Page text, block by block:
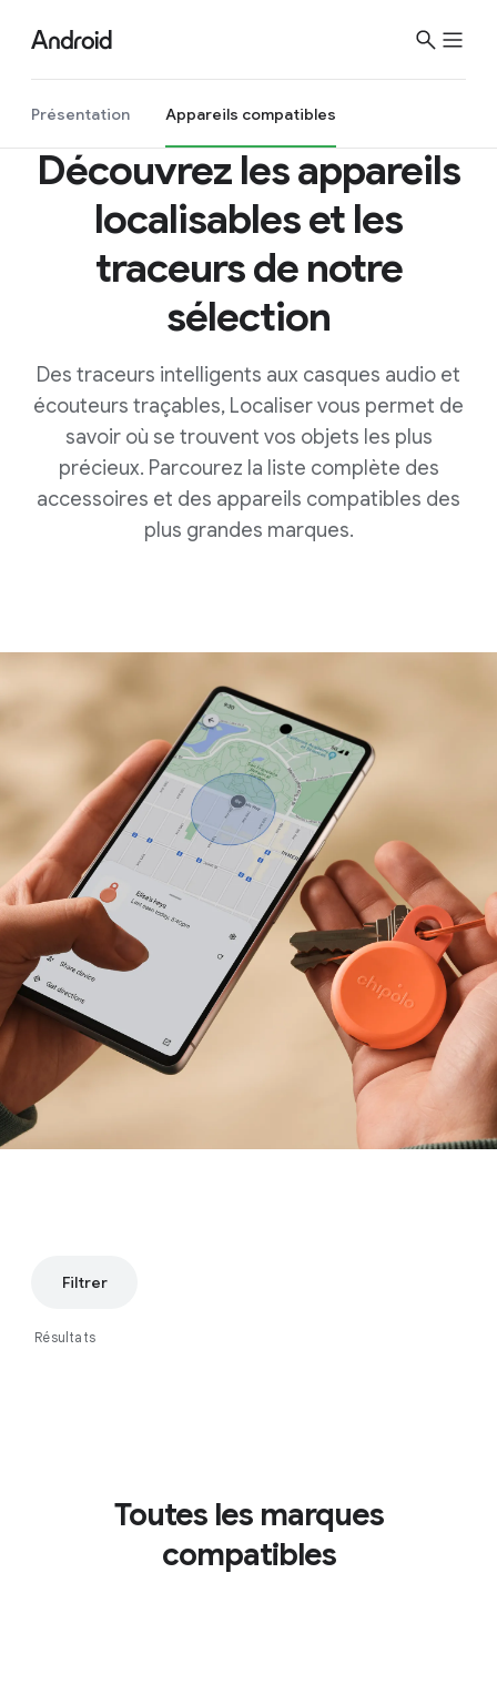
Présentation Appareils compatibles
Découvrez les appareils
localisables et les
traceurs de notre
sélection
Des traceurs intelligents aux casques audio et
écouteurs traçables, Localiser vous permet de
savoir où se trouvent vos objets les plus
précieux. Parcourez la liste complète des
accessoires et des appareils compatibles des
plus grandes marques.
Filtrer
Résultats
Toutes les marques
compatibles